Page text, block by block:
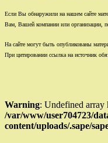
Если Вы обнаружили на нашем сайте
Вам, Вашей компании или организации,
На сайте могут быть опубликованы
При цитировании ссылка на источник
Warning: Undefined
/var/www/user704723/
content/uploads/.sape/